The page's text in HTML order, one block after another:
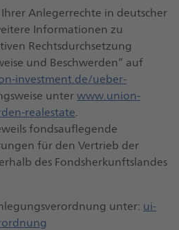
Anlegerrechte in deutscher
Informationen zu
Rechtsdurchsetzung
und Beschwerden“ auf
investment.de/ueber-
unterwww.union-
realestate
fondsauflegende
für den Vertrieb der
des Fondsherkunftslandes
unter: ui-